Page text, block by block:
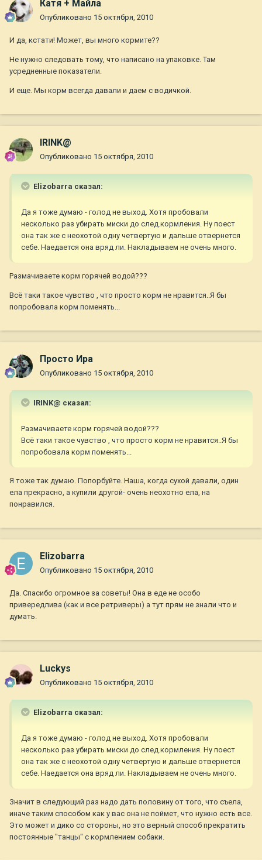
Катя + Майла
Опубликовано 15 октября, 2010
И да, кстати! Может, вы много кормите??
Не нужно следовать тому, что написано на упаковке. Там
усредненные показатели.
И еще. Мы корм всегда давали и даем с водичкой.
IRINK@
Опубликовано 15 октября, 2010
Elizobarra сказал:
Да я тоже думаю - голод не выход. Хотя пробовали
несколько раз убирать миски до след.кормления. Ну поест
она так же с неохотой одну четвертую и дальше отвернется
себе. Наедается она вряд ли. Накладываем не очень много.
Размачиваете корм горячей водой???
Всё таки такое чувство , что просто корм не нравится..Я бы
попробовала корм поменять...
Просто Ира
Опубликовано 15 октября, 2010
IRINK@ сказал:
Размачиваете корм горячей водой???
Всё таки такое чувство , что просто корм не нравится..Я бы
попробовала корм поменять...
Я тоже так думаю. Попорбуйте. Наша, когда сухой давали, один
ела прекрасно, а купили другой- очень неохотно ела, на
понравился.
Elizobarra
Опубликовано 15 октября, 2010
Да. Спасибо огромное за советы! Она в еде не особо
привередлива (как и все ретриверы) а тут прям не знали что и
думать.
Luckys
Опубликовано 15 октября, 2010
Elizobarra сказал:
Да я тоже думаю - голод не выход. Хотя пробовали
несколько раз убирать миски до след.кормления. Ну поест
она так же с неохотой одну четвертую и дальше отвернется
себе. Наедается она вряд ли. Накладываем не очень много.
Значит в следующий раз надо дать половину от того, что съела,
иначе таким способом как у вас она не поймет, что нужно есть все.
Это может и дико со стороны, но это верный способ прекратить
постоянные "танцы" с кормлением собаки.